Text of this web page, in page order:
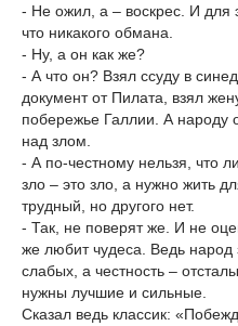
- Не ожил, а – воскрес. И для
что никакого обмана.
- Ну, а он как же?
- А что он? Взял ссуду в
документ от Пилата, взял
побережье Галлии. А народу
над злом.
- А по-честному нельзя, что
зло – это зло, а нужно жить
трудный, но другого нет.
- Так, не поверят же. И не
же любит чудеса. Ведь народ
слабых, а честность –
нужны лучшие и сильные.
Сказал ведь классик: